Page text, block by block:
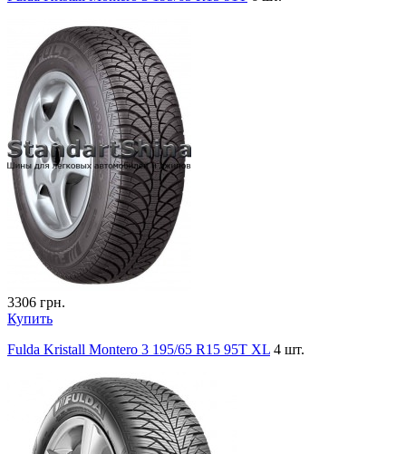
3306 грн.
Купить
Fulda Kristall Montero 3 195/65 R15 95T XL 4 шт.